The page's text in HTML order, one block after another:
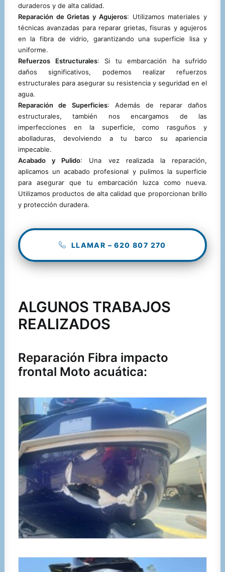
duraderos y de alta calidad.
Reparación de Grietas y Agujeros: Utilizamos materiales y
técnicas avanzadas para reparar grietas, fisuras y agujeros
en la fibra de vidrio, garantizando una superficie lisa y
uniforme.
Refuerzos Estructurales: Si tu embarcación ha sufrido
daños significativos, podemos realizar refuerzos
estructurales para asegurar su resistencia y seguridad en el
agua.
Reparación de Superficies: Además de reparar daños
estructurales, también nos encargamos de las
imperfecciones en la superficie, como rasguños y
abolladuras, devolviendo a tu barco su apariencia
impecable.
Acabado y Pulido: Una vez realizada la reparación,
aplicamos un acabado profesional y pulimos la superficie
para asegurar que tu embarcación luzca como nueva.
Utilizamos productos de alta calidad que proporcionan brillo
y protección duradera.
LLAMAR – 620 807 270
ALGUNOS TRABAJOS
REALIZADOS
Reparación Fibra impacto
frontal Moto acuática: